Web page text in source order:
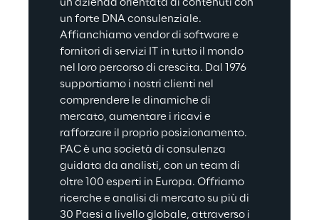
un’azienda orientata ai contenuti con
un forte DNA consulenziale.
Affianchiamo vendor di software e
fornitori di servizi IT in tutto il mondo
nel loro percorso di crescita. Dal 1976
supportiamo i nostri clienti nel
comprendere le dinamiche di
mercato, aumentare i ricavi e
rafforzare il proprio posizionamento.
PAC è una società di consulenza
guidata da analisti, con un team di
oltre 100 esperti in Europa. Offriamo
ricerche e analisi di mercato su più di
30 Paesi a livello globale, attraverso i